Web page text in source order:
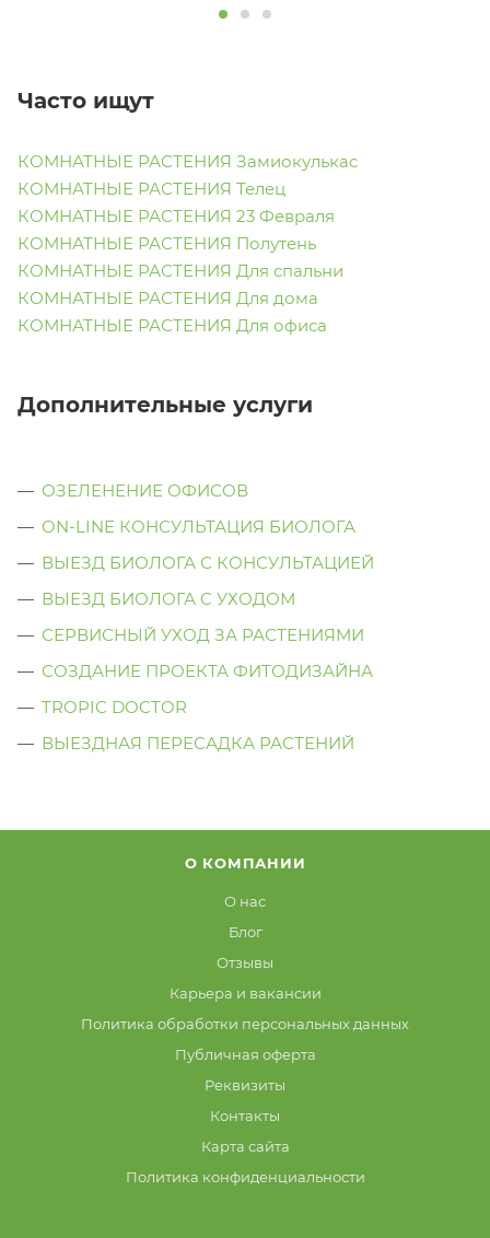
Часто ищут
КОМНАТНЫЕ РАСТЕНИЯ Замиокулькас
КОМНАТНЫЕ РАСТЕНИЯ Телец
КОМНАТНЫЕ РАСТЕНИЯ 23 Февраля
КОМНАТНЫЕ РАСТЕНИЯ Полутень
КОМНАТНЫЕ РАСТЕНИЯ Для спальни
КОМНАТНЫЕ РАСТЕНИЯ Для дома
КОМНАТНЫЕ РАСТЕНИЯ Для офиса
Дополнительные услуги
ОЗЕЛЕНЕНИЕ ОФИСОВ
ON-LINE КОНСУЛЬТАЦИЯ БИОЛОГА
ВЫЕЗД БИОЛОГА С КОНСУЛЬТАЦИЕЙ
ВЫЕЗД БИОЛОГА C УХОДОМ
СЕРВИСНЫЙ УХОД ЗА РАСТЕНИЯМИ
СОЗДАНИЕ ПРОЕКТА ФИТОДИЗАЙНА
TROPIC DOCTOR
ВЫЕЗДНАЯ ПЕРЕСАДКА РАСТЕНИЙ
О КОМПАНИИ
О нас
Блог
Отзывы
Карьера и вакансии
Политика обработки персональных данных
Публичная оферта
Реквизиты
Контакты
Карта сайта
Политика конфиденциальности